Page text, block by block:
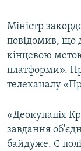
Усі сайти
Міністр
повідомив, що
кінцевою
платформи».
телеканалу
«Деокупація
завдання
байдуже. Є